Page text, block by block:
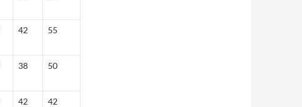
42 55
38 50
42 42